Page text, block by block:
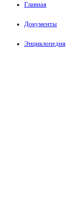
Главная
Документы
Энциклопедия